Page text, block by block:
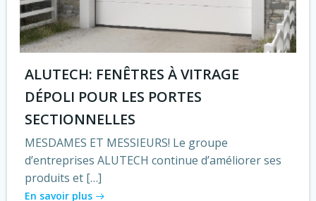
ALUTECH: FENÊTRES À VITRAGE
DÉPOLI POUR LES PORTES
SECTIONNELLES
MESDAMES ET MESSIEURS! Le groupe
d’entreprises ALUTECH continue d’améliorer ses
produits et […]
En savoir plus